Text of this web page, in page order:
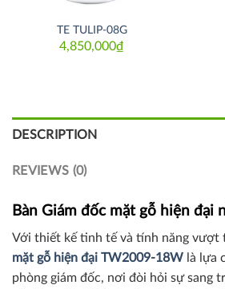
TE TULIP-08G
4,850,000₫
DESCRIPTION
REVIEWS (0)
Bàn Giám đốc mặt gỗ hiện đại
Với thiết kế tinh tế và tính năng vượt
mặt gỗ hiện đại TW2009-18W là lựa
phòng giám đốc, nơi đòi hỏi sự sang